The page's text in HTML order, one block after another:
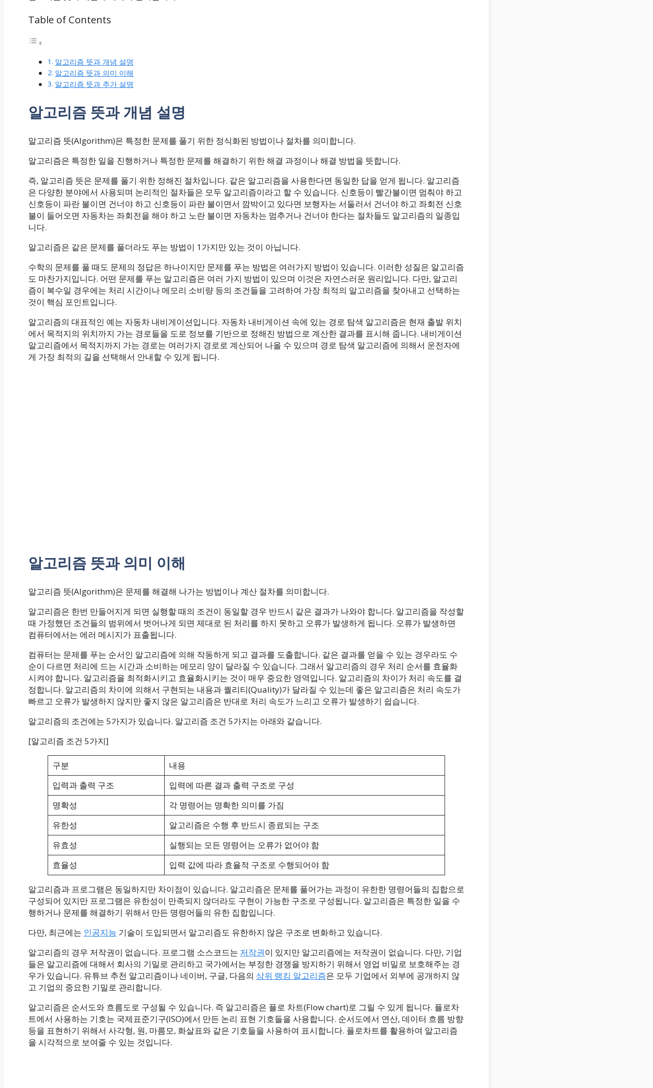
Table of Contents
알고리즘 뜻과 개념 설명
알고리즘 뜻과 의미 이해
알고리즘 뜻과 추가 설명
알고리즘 뜻과 개념 설명
알고리즘 뜻(Algorithm)은 특정한 문제를 풀기 위한 정식화된 방법이나 절차를 의미합니다.
알고리즘은 특정한 일을 진행하거나 특정한 문제를 해결하기 위한 해결 과정이나 해결 방법을 뜻합니다.
즉, 알고리즘 뜻은 문제를 풀기 위한 정해진 절차입니다. 같은 알고리즘을 사용한다면 동일한 답을 얻게 됩니다. 알고리즘
은 다양한 분야에서 사용되며 논리적인 절차들은 모두 알고리즘이라고 할 수 있습니다. 신호등이 빨간불이면 멈춰야 하고
신호등이 파란 불이면 건너야 하고 신호등이 파란 불이면서 깜박이고 있다면 보행자는 서둘러서 건너야 하고 좌회전 신호
불이 들어오면 자동차는 좌회전을 해야 하고 노란 불이면 자동차는 멈추거나 건너야 한다는 절차들도 알고리즘의 일종입
니다.
알고리즘은 같은 문제를 풀더라도 푸는 방법이 1가지만 있는 것이 아닙니다.
수학의 문제를 풀 때도 문제의 정답은 하나이지만 문제를 푸는 방법은 여러가지 방법이 있습니다. 이러한 성질은 알고리즘
도 마찬가지입니다. 어떤 문제를 푸는 알고리즘은 여러 가지 방법이 있으며 이것은 자연스러운 원리입니다. 다만, 알고리
즘이 복수일 경우에는 처리 시간이나 메모리 소비량 등의 조건들을 고려하여 가장 최적의 알고리즘을 찾아내고 선택하는
것이 핵심 포인트입니다.
알고리즘의 대표적인 예는 자동차 내비게이션입니다. 자동차 내비게이션 속에 있는 경로 탐색 알고리즘은 현재 출발 위치
에서 목적지의 위치까지 가는 경로들을 도로 정보를 기반으로 정해진 방법으로 계산한 결과를 표시해 줍니다. 내비게이션
알고리즘에서 목적지까지 가는 경로는 여러가지 경로로 계산되어 나올 수 있으며 경로 탐색 알고리즘에 의해서 운전자에
게 가장 최적의 길을 선택해서 안내할 수 있게 됩니다.
알고리즘 뜻과 의미 이해
알고리즘 뜻(Algorithm)은 문제를 해결해 나가는 방법이나 계산 절차를 의미합니다.
알고리즘은 한번 만들어지게 되면 실행할 때의 조건이 동일할 경우 반드시 같은 결과가 나와야 합니다. 알고리즘을 작성할
때 가정했던 조건들의 범위에서 벗어나게 되면 제대로 된 처리를 하지 못하고 오류가 발생하게 됩니다. 오류가 발생하면
컴퓨터에서는 에러 메시지가 표출됩니다.
컴퓨터는 문제를 푸는 순서인 알고리즘에 의해 작동하게 되고 결과를 도출합니다. 같은 결과를 얻을 수 있는 경우라도 수
순이 다르면 처리에 드는 시간과 소비하는 메모리 양이 달라질 수 있습니다. 그래서 알고리즘의 경우 처리 순서를 효율화
시켜야 합니다. 알고리즘을 최적화시키고 효율화시키는 것이 매우 중요한 영역입니다. 알고리즘의 차이가 처리 속도를 결
정합니다. 알고리즘의 차이에 의해서 구현되는 내용과 퀄리티(Quality)가 달라질 수 있는데 좋은 알고리즘은 처리 속도가
빠르고 오류가 발생하지 않지만 좋지 않은 알고리즘은 반대로 처리 속도가 느리고 오류가 발생하기 쉽습니다.
알고리즘의 조건에는 5가지가 있습니다. 알고리즘 조건 5가지는 아래와 같습니다.
[알고리즘 조건 5가지]
구분
내용
입력과 출력 구조
입력에 따른 결과 출력 구조로 구성
명확성
각 명령어는 명확한 의미를 가짐
유한성
알고리즘은 수행 후 반드시 종료되는 구조
유효성
실행되는 모든 명령어는 오류가 없어야 함
효율성
입력 값에 따라 효율적 구조로 수행되어야 함
알고리즘과 프로그램은 동일하지만 차이점이 있습니다. 알고리즘은 문제를 풀어가는 과정이 유한한 명령어들의 집합으로
구성되어 있지만 프로그램은 유한성이 만족되지 않더라도 구현이 가능한 구조로 구성됩니다. 알고리즘은 특정한 일을 수
행하거나 문제를 해결하기 위해서 만든 명령어들의 유한 집합입니다.
다만, 최근에는 인공지능 기술이 도입되면서 알고리즘도 유한하지 않은 구조로 변화하고 있습니다.
알고리즘의 경우 저작권이 없습니다. 프로그램 소스코드는 저작권이 있지만 알고리즘에는 저작권이 없습니다. 다만, 기업
들은 알고리즘에 대해서 회사의 기밀로 관리하고 국가에서는 부정한 경쟁을 방지하기 위해서 영업 비밀로 보호해주는 경
우가 있습니다. 유튜브 추천 알고리즘이나 네이버, 구글, 다음의 상위 랭킹 알고리즘은 모두 기업에서 외부에 공개하지 않
고 기업의 중요한 기밀로 관리합니다.
알고리즘은 순서도와 흐름도로 구성될 수 있습니다. 즉 알고리즘은 플로 차트(Flow chart)로 그릴 수 있게 됩니다. 플로차
트에서 사용하는 기호는 국제표준기구(ISO)에서 만든 논리 표현 기호들을 사용합니다. 순서도에서 연산, 데이터 흐름 방향
등을 표현하기 위해서 사각형, 원, 마름모, 화살표와 같은 기호들을 사용하여 표시합니다. 플로차트를 활용하여 알고리즘
을 시각적으로 보여줄 수 있는 것입니다.